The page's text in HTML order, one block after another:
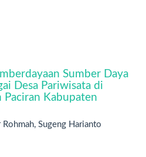
Sumber Daya
Desa Pariwisata di
Paciran Kabupaten
Rohmah, Sugeng Harianto